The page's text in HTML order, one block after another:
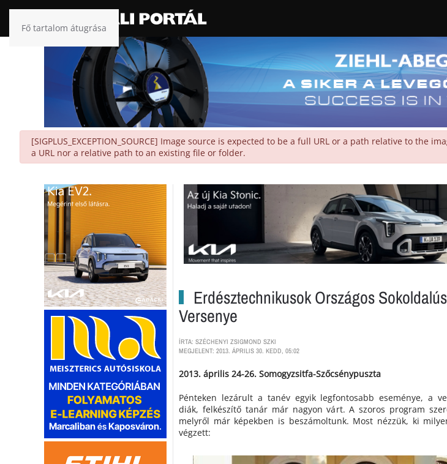
Fő tartalom átugrása
danger
[SIGPLUS_EXCEPTION_SOURCE] Image source is expected to be a full URL or a path relative to the
a URL nor a relative path to an existing file or folder.
Erdésztechnikusok Országos
Versenye
ÍRTA: SZÉCHENYI ZSIGMOND SZKI
MEGJELENT: 2013. ÁPRILIS 30. KEDD, 05:02
2013. április 24-26. Somogyzsitfa-Szőcsénypuszta
Pénteken lezárult a tanév egyik legfontosabb eseménye, a
diák, felkészítő tanár már nagyon várt. A szoros program
melyről már képekben is beszámoltunk. Most nézzük, ki
végzett: